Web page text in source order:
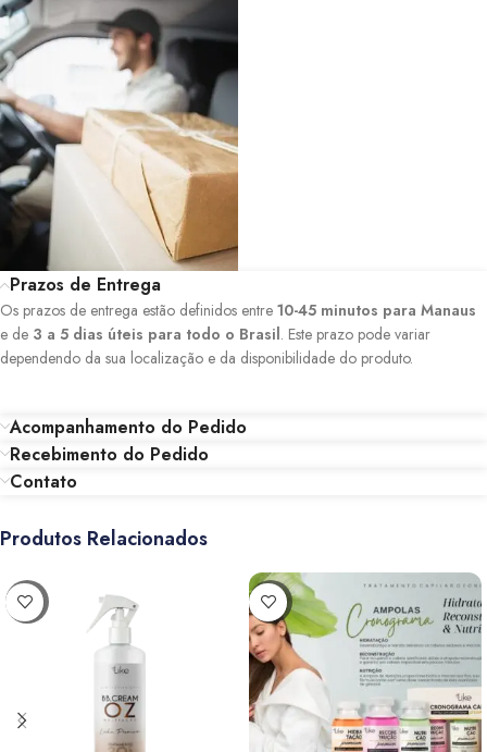
Prazos de Entrega
Os prazos de entrega estão definidos entre 10-45 minutos para Manaus
e de 3 a 5 dias úteis para todo o Brasil. Este prazo pode variar
dependendo da sua localização e da disponibilidade do produto.
Acompanhamento do Pedido
Recebimento do Pedido
Contato
Produtos Relacionados
-12% -17%